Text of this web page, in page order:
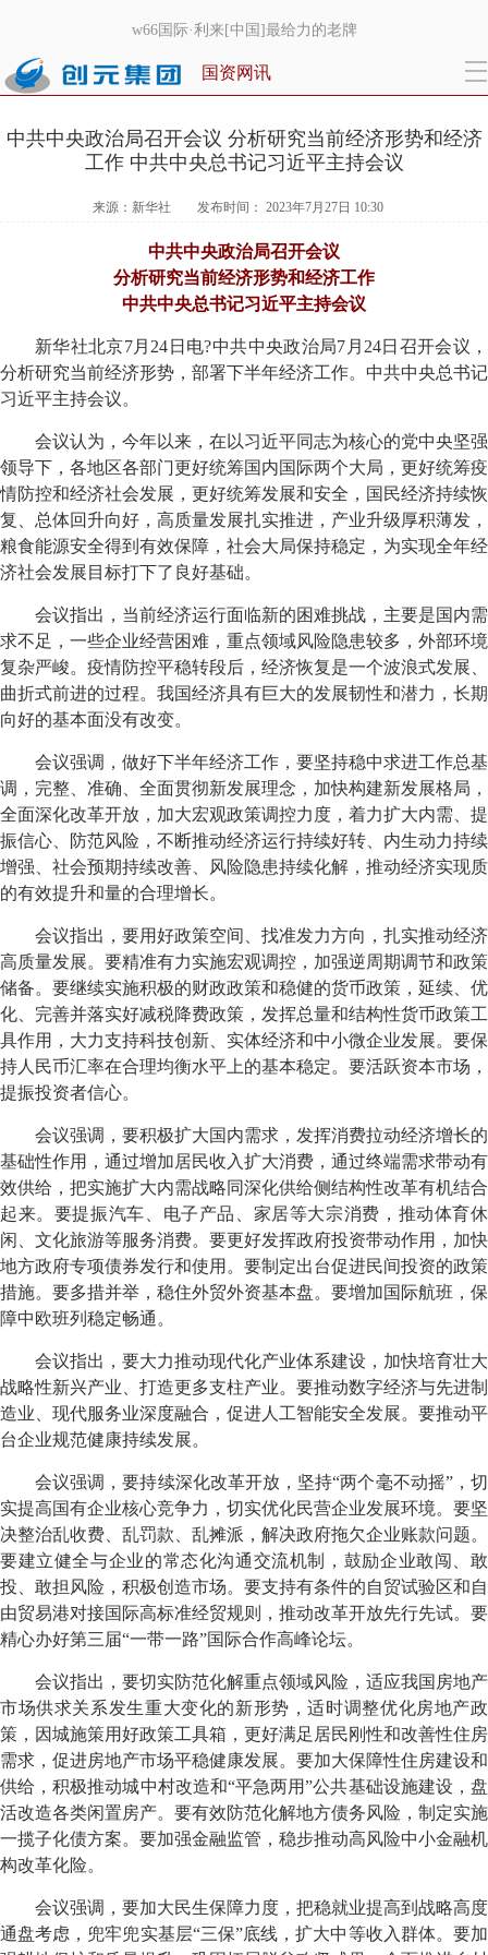
w66国际·利来[中国]最给力的老牌
国资网讯
中共中央政治局召开会议 分析研究当前经济形势和经济
工作 中共中央总书记习近平主持会议
来源：新华社 发布时间： 2023年7月27日 10:30
中共中央政治局召开会议
分析研究当前经济形势和经济工作
中共中央总书记习近平主持会议
新华社北京7月24日电?中共中央政治局7月24日召开会议，
分析研究当前经济形势，部署下半年经济工作。中共中央总书记
习近平主持会议。
会议认为，今年以来，在以习近平同志为核心的党中央坚强
领导下，各地区各部门更好统筹国内国际两个大局，更好统筹疫
情防控和经济社会发展，更好统筹发展和安全，国民经济持续恢
复、总体回升向好，高质量发展扎实推进，产业升级厚积薄发，
粮食能源安全得到有效保障，社会大局保持稳定，为实现全年经
济社会发展目标打下了良好基础。
会议指出，当前经济运行面临新的困难挑战，主要是国内需
求不足，一些企业经营困难，重点领域风险隐患较多，外部环境
复杂严峻。疫情防控平稳转段后，经济恢复是一个波浪式发展、
曲折式前进的过程。我国经济具有巨大的发展韧性和潜力，长期
向好的基本面没有改变。
会议强调，做好下半年经济工作，要坚持稳中求进工作总基
调，完整、准确、全面贯彻新发展理念，加快构建新发展格局，
全面深化改革开放，加大宏观政策调控力度，着力扩大内需、提
振信心、防范风险，不断推动经济运行持续好转、内生动力持续
增强、社会预期持续改善、风险隐患持续化解，推动经济实现质
的有效提升和量的合理增长。
会议指出，要用好政策空间、找准发力方向，扎实推动经济
高质量发展。要精准有力实施宏观调控，加强逆周期调节和政策
储备。要继续实施积极的财政政策和稳健的货币政策，延续、优
化、完善并落实好减税降费政策，发挥总量和结构性货币政策工
具作用，大力支持科技创新、实体经济和中小微企业发展。要保
持人民币汇率在合理均衡水平上的基本稳定。要活跃资本市场，
提振投资者信心。
会议强调，要积极扩大国内需求，发挥消费拉动经济增长的
基础性作用，通过增加居民收入扩大消费，通过终端需求带动有
效供给，把实施扩大内需战略同深化供给侧结构性改革有机结合
起来。要提振汽车、电子产品、家居等大宗消费，推动体育休
闲、文化旅游等服务消费。要更好发挥政府投资带动作用，加快
地方政府专项债券发行和使用。要制定出台促进民间投资的政策
措施。要多措并举，稳住外贸外资基本盘。要增加国际航班，保
障中欧班列稳定畅通。
会议指出，要大力推动现代化产业体系建设，加快培育壮大
战略性新兴产业、打造更多支柱产业。要推动数字经济与先进制
造业、现代服务业深度融合，促进人工智能安全发展。要推动平
台企业规范健康持续发展。
会议强调，要持续深化改革开放，坚持“两个毫不动摇”，切
实提高国有企业核心竞争力，切实优化民营企业发展环境。要坚
决整治乱收费、乱罚款、乱摊派，解决政府拖欠企业账款问题。
要建立健全与企业的常态化沟通交流机制，鼓励企业敢闯、敢
投、敢担风险，积极创造市场。要支持有条件的自贸试验区和自
由贸易港对接国际高标准经贸规则，推动改革开放先行先试。要
精心办好第三届“一带一路”国际合作高峰论坛。
会议指出，要切实防范化解重点领域风险，适应我国房地产
市场供求关系发生重大变化的新形势，适时调整优化房地产政
策，因城施策用好政策工具箱，更好满足居民刚性和改善性住房
需求，促进房地产市场平稳健康发展。要加大保障性住房建设和
供给，积极推动城中村改造和“平急两用”公共基础设施建设，盘
活改造各类闲置房产。要有效防范化解地方债务风险，制定实施
一揽子化债方案。要加强金融监管，稳步推动高风险中小金融机
构改革化险。
会议强调，要加大民生保障力度，把稳就业提高到战略高度
通盘考虑，兜牢兜实基层“三保”底线，扩大中等收入群体。要加